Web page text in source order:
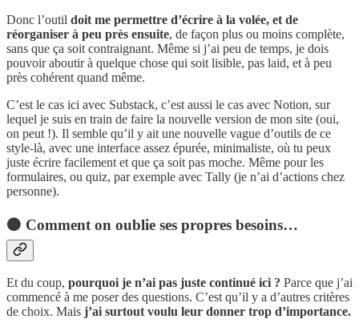
Donc l’outil doit me permettre d’écrire à la volée, et de
réorganiser à peu près ensuite, de façon plus ou moins complète,
sans que ça soit contraignant. Même si j’ai peu de temps, je dois
pouvoir aboutir à quelque chose qui soit lisible, pas laid, et à peu
près cohérent quand même.
C’est le cas ici avec Substack, c’est aussi le cas avec Notion, sur
lequel je suis en train de faire la nouvelle version de mon site (oui,
on peut !). Il semble qu’il y ait une nouvelle vague d’outils de ce
style-là, avec une interface assez épurée, minimaliste, où tu peux
juste écrire facilement et que ça soit pas moche. Même pour les
formulaires, ou quiz, par exemple avec Tally (je n’ai d’actions chez
personne).
🟠 Comment on oublie ses propres besoins…
Et du coup, pourquoi je n’ai pas juste continué ici ? Parce que j’ai
commencé à me poser des questions. C’est qu’il y a d’autres critères
de choix. Mais j’ai surtout voulu leur donner trop d’importance.